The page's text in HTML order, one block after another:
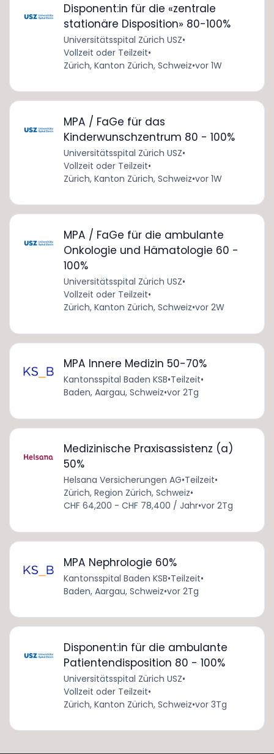
Disponent:in für die «zentrale
stationäre Disposition» 80-100%
Universitätsspital Zürich USZ•
Vollzeit oder Teilzeit•
Zürich, Kanton Zürich, Schweiz•vor 1W
MPA / FaGe für das
Kinderwunschzentrum 80 - 100%
Universitätsspital Zürich USZ•
Vollzeit oder Teilzeit•
Zürich, Kanton Zürich, Schweiz•vor 1W
MPA / FaGe für die ambulante
Onkologie und Hämatologie 60 -
100%
Universitätsspital Zürich USZ•
Vollzeit oder Teilzeit•
Zürich, Kanton Zürich, Schweiz•vor 2W
MPA Innere Medizin 50-70%
Kantonsspital Baden KSB•Teilzeit•
Baden, Aargau, Schweiz•vor 2Tg
Medizinische Praxisassistenz (a)
50%
Helsana Versicherungen AG•Teilzeit•
Zürich, Region Zürich, Schweiz•
CHF 64,200 - CHF 78,400 / Jahr•vor 2Tg
MPA Nephrologie 60%
Kantonsspital Baden KSB•Teilzeit•
Baden, Aargau, Schweiz•vor 2Tg
Disponent:in für die ambulante
Patientendisposition 80 - 100%
Universitätsspital Zürich USZ•
Vollzeit oder Teilzeit•
Zürich, Kanton Zürich, Schweiz•vor 3Tg